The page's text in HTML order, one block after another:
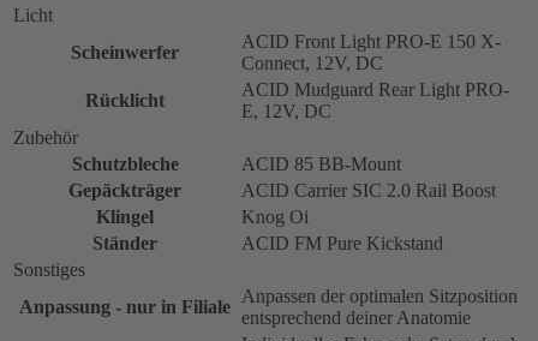
Licht
Scheinwerfer
ACID Front Light PRO-E 150 X-
Connect, 12V, DC
Rücklicht
ACID Mudguard Rear Light PRO-
E, 12V, DC
Zubehör
Schutzbleche
ACID 85 BB-Mount
Gepäckträger
ACID Carrier SIC 2.0 Rail Boost
Klingel
Knog Oi
Ständer
ACID FM Pure Kickstand
Sonstiges
Anpassung - nur in Filiale
Anpassen der optimalen Sitzposition
entsprechend deiner Anatomie